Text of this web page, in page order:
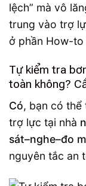
lệch” mà vô
trung vào trợ
ở phần How-
Tự kiểm tra
toàn không?
Có, bạn có
trợ lực tại nhà
sát–nghe–đo
nguyên tắc an